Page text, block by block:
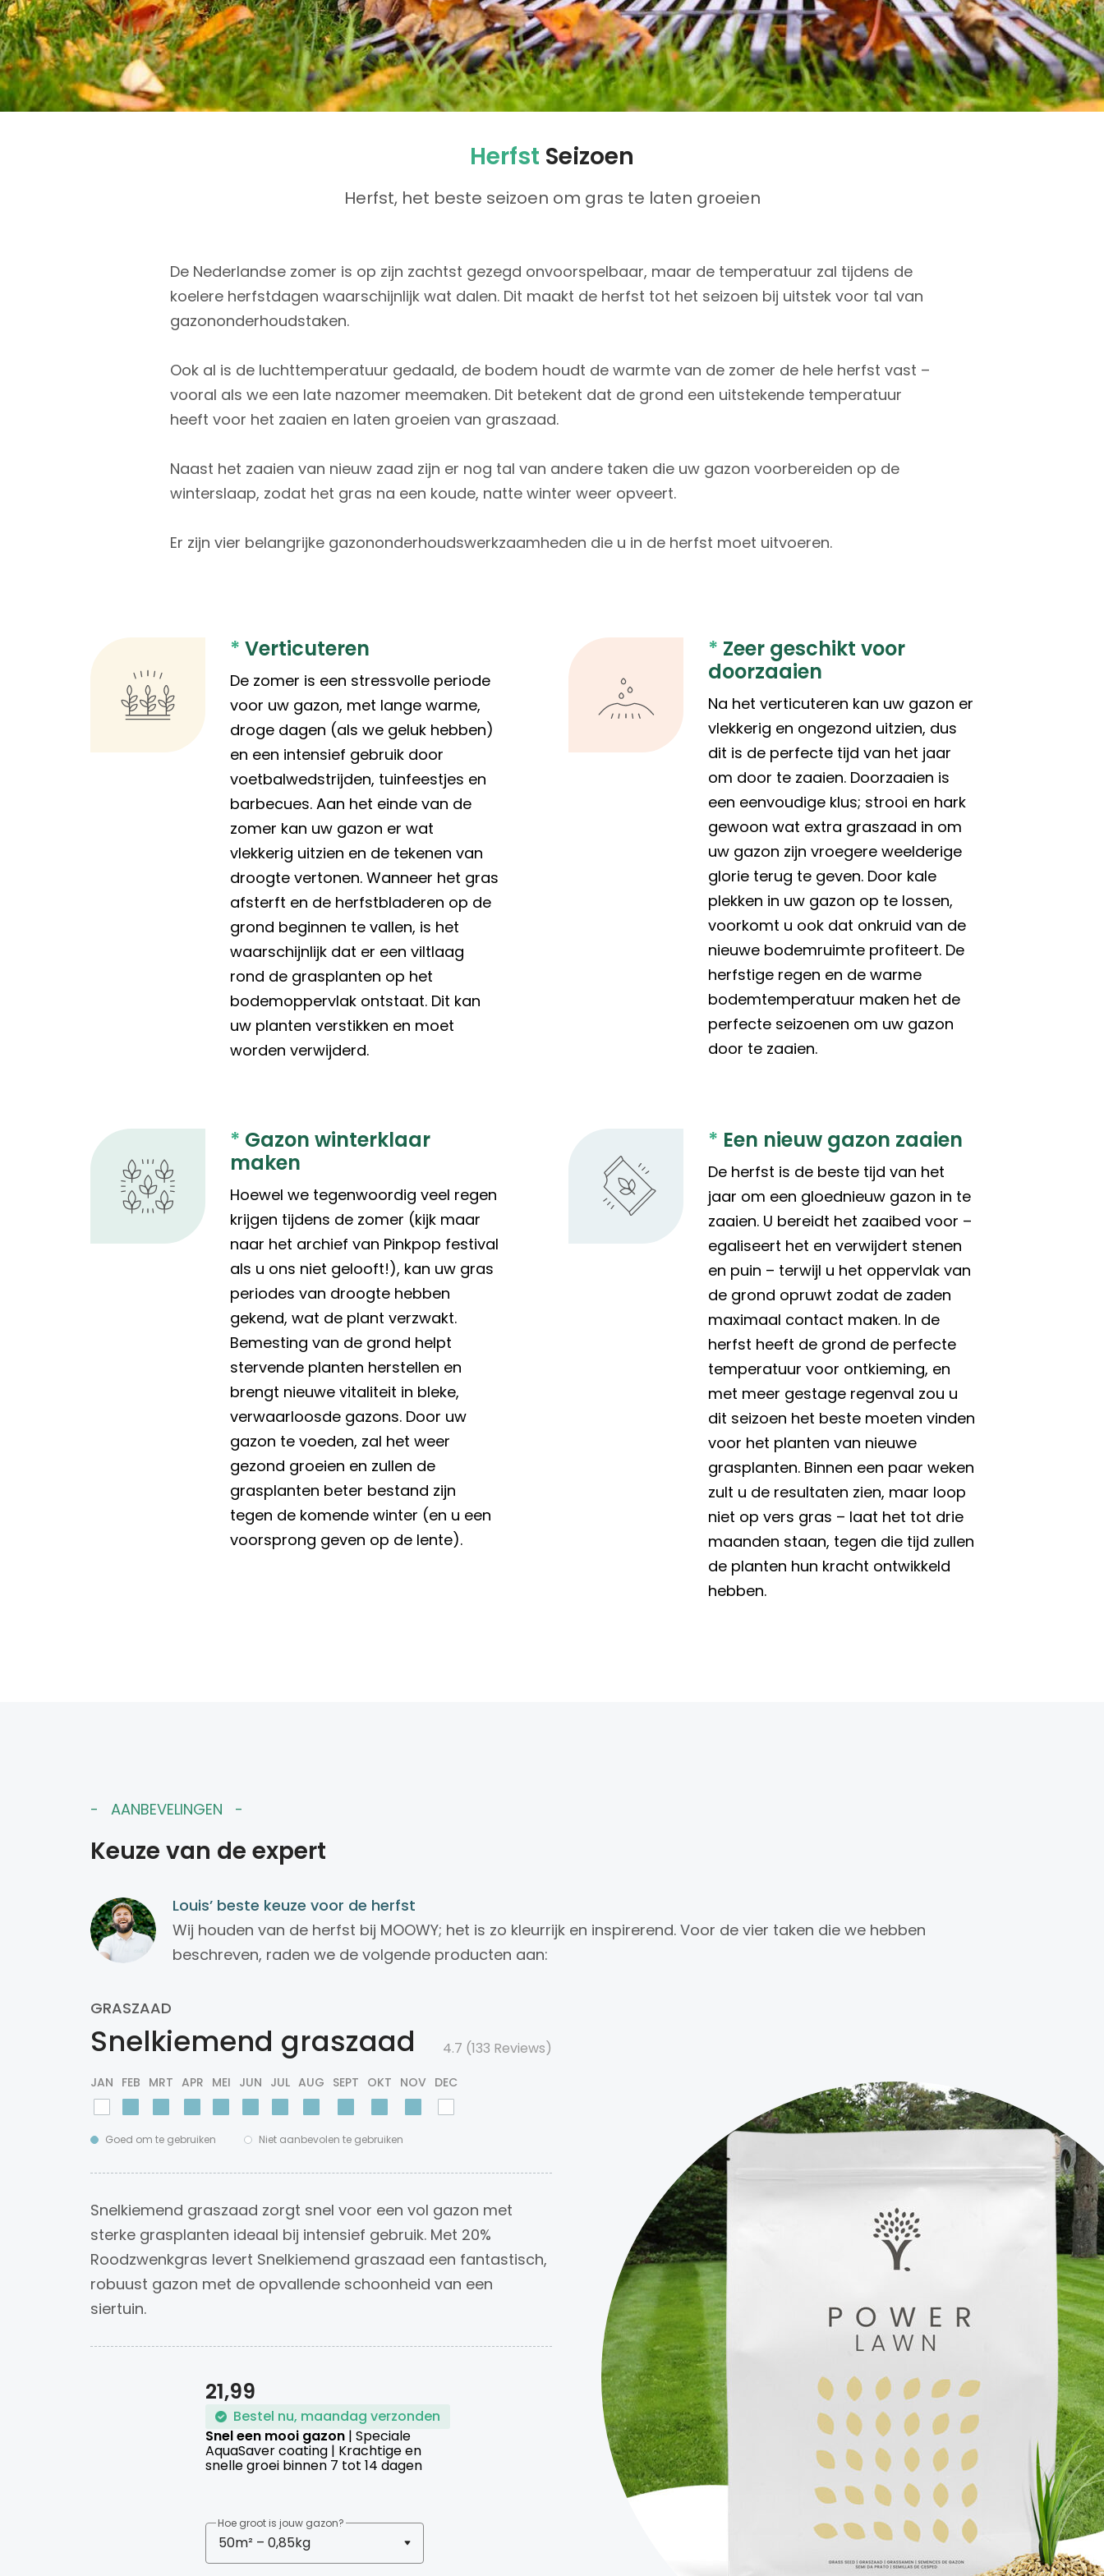
Herfst Seizoen
Herfst, het beste seizoen om gras te laten groeien
De Nederlandse zomer is op zijn zachtst gezegd onvoorspelbaar, maar de temperatuur zal tijdens de
koelere herfstdagen waarschijnlijk wat dalen. Dit maakt de herfst tot het seizoen bij uitstek voor tal van
gazononderhoudstaken.
Ook al is de luchttemperatuur gedaald, de bodem houdt de warmte van de zomer de hele herfst vast –
vooral als we een late nazomer meemaken. Dit betekent dat de grond een uitstekende temperatuur
heeft voor het zaaien en laten groeien van graszaad.
Naast het zaaien van nieuw zaad zijn er nog tal van andere taken die uw gazon voorbereiden op de
winterslaap, zodat het gras na een koude, natte winter weer opveert.
Er zijn vier belangrijke gazononderhoudswerkzaamheden die u in de herfst moet uitvoeren.
* Verticuteren
De zomer is een stressvolle periode
voor uw gazon, met lange warme,
droge dagen (als we geluk hebben)
en een intensief gebruik door
voetbalwedstrijden, tuinfeestjes en
barbecues. Aan het einde van de
zomer kan uw gazon er wat
vlekkerig uitzien en de tekenen van
droogte vertonen. Wanneer het gras
afsterft en de herfstbladeren op de
grond beginnen te vallen, is het
waarschijnlijk dat er een viltlaag
rond de grasplanten op het
bodemoppervlak ontstaat. Dit kan
uw planten verstikken en moet
worden verwijderd.
* Zeer geschikt voor
doorzaaien
Na het verticuteren kan uw gazon er
vlekkerig en ongezond uitzien, dus
dit is de perfecte tijd van het jaar
om door te zaaien. Doorzaaien is
een eenvoudige klus; strooi en hark
gewoon wat extra graszaad in om
uw gazon zijn vroegere weelderige
glorie terug te geven. Door kale
plekken in uw gazon op te lossen,
voorkomt u ook dat onkruid van de
nieuwe bodemruimte profiteert. De
herfstige regen en de warme
bodemtemperatuur maken het de
perfecte seizoenen om uw gazon
door te zaaien.
* Gazon winterklaar
maken
Hoewel we tegenwoordig veel regen
krijgen tijdens de zomer (kijk maar
naar het archief van Pinkpop festival
als u ons niet gelooft!), kan uw gras
periodes van droogte hebben
gekend, wat de plant verzwakt.
Bemesting van de grond helpt
stervende planten herstellen en
brengt nieuwe vitaliteit in bleke,
verwaarloosde gazons. Door uw
gazon te voeden, zal het weer
gezond groeien en zullen de
grasplanten beter bestand zijn
tegen de komende winter (en u een
voorsprong geven op de lente).
* Een nieuw gazon zaaien
De herfst is de beste tijd van het
jaar om een gloednieuw gazon in te
zaaien. U bereidt het zaaibed voor –
egaliseert het en verwijdert stenen
en puin – terwijl u het oppervlak van
de grond opruwt zodat de zaden
maximaal contact maken. In de
herfst heeft de grond de perfecte
temperatuur voor ontkieming, en
met meer gestage regenval zou u
dit seizoen het beste moeten vinden
voor het planten van nieuwe
grasplanten. Binnen een paar weken
zult u de resultaten zien, maar loop
niet op vers gras – laat het tot drie
maanden staan, tegen die tijd zullen
de planten hun kracht ontwikkeld
hebben.
AANBEVELINGEN
Keuze van de expert
Louis’ beste keuze voor de herfst
Wij houden van de herfst bij MOOWY; het is zo kleurrijk en inspirerend. Voor de vier taken die we hebben
beschreven, raden we de volgende producten aan:
GRASZAAD
Snelkiemend graszaad 4.7 (133 Reviews)
JAN FEB MRT APR MEI JUN JUL AUG SEPT OKT NOV DEC
Goed om te gebruiken Niet aanbevolen te gebruiken
Snelkiemend graszaad zorgt snel voor een vol gazon met
sterke grasplanten ideaal bij intensief gebruik. Met 20%
Roodzwenkgras levert Snelkiemend graszaad een fantastisch,
robuust gazon met de opvallende schoonheid van een
siertuin.
21,99
Bestel nu, maandag verzonden
Snel een mooi gazon | Speciale
AquaSaver coating | Krachtige en
snelle groei binnen 7 tot 14 dagen
Hoe groot is jouw gazon?